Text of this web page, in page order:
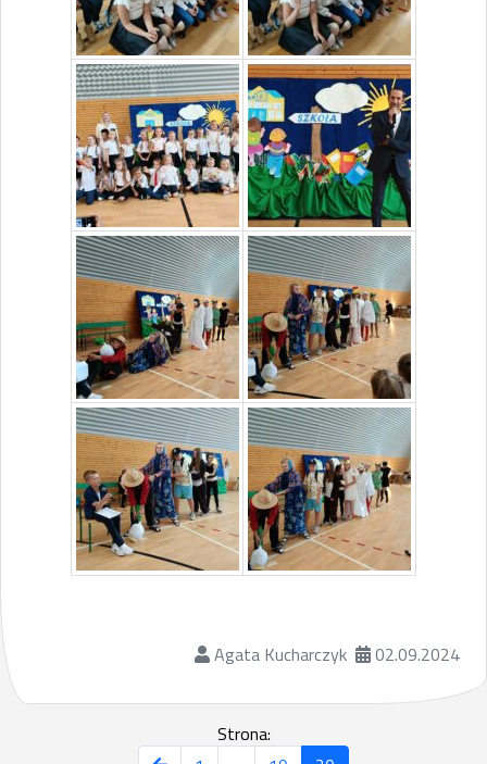
Agata Kucharczyk 02.09.2024
Strona: